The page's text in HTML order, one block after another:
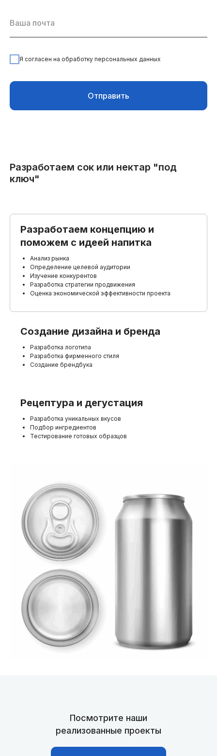
Я согласен на обработку персональных данных
Отправить
Разработаем сок или нектар "под
ключ"
Разработаем концепцию и
поможем с идеей напитка
Анализ рынка
Определение целевой аудитории
Изучение конкурентов
Разработка стратегии продвижения
Оценка экономической эффективности проекта
Создание дизайна и бренда
Разработка логотипа
Разработка фирменного стиля
Создание брендбука
Рецептура и дегустация
Разработка уникальных вкусов
Подбор ингредиентов
Тестирование готовых образцов
Посмотрите наши
реализованные проекты